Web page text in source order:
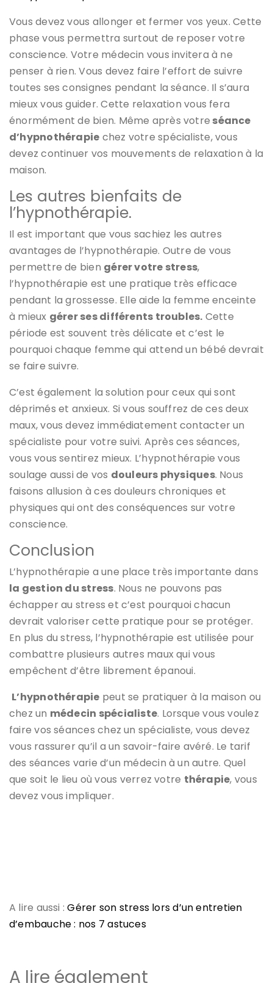
Vous devez vous allonger et fermer vos yeux. Cette
phase vous permettra surtout de reposer votre
conscience. Votre médecin vous invitera à ne
penser à rien. Vous devez faire l’effort de suivre
toutes ses consignes pendant la séance. Il s’aura
mieux vous guider. Cette relaxation vous fera
énormément de bien. Même après votre séance
d’hypnothérapie chez votre spécialiste, vous
devez continuer vos mouvements de relaxation à la
maison.
Les autres bienfaits de
l’hypnothérapie.
Il est important que vous sachiez les autres
avantages de l’hypnothérapie. Outre de vous
permettre de bien gérer votre stress,
l’hypnothérapie est une pratique très efficace
pendant la grossesse. Elle aide la femme enceinte
à mieux gérer ses différents troubles. Cette
période est souvent très délicate et c’est le
pourquoi chaque femme qui attend un bébé devrait
se faire suivre.
C’est également la solution pour ceux qui sont
déprimés et anxieux. Si vous souffrez de ces deux
maux, vous devez immédiatement contacter un
spécialiste pour votre suivi. Après ces séances,
vous vous sentirez mieux. L’hypnothérapie vous
soulage aussi de vos douleurs physiques. Nous
faisons allusion à ces douleurs chroniques et
physiques qui ont des conséquences sur votre
conscience.
Conclusion
L’hypnothérapie a une place très importante dans
la gestion du stress. Nous ne pouvons pas
échapper au stress et c’est pourquoi chacun
devrait valoriser cette pratique pour se protéger.
En plus du stress, l’hypnothérapie est utilisée pour
combattre plusieurs autres maux qui vous
empêchent d’être librement épanoui.
L’hypnothérapie peut se pratiquer à la maison ou
chez un médecin spécialiste. Lorsque vous voulez
faire vos séances chez un spécialiste, vous devez
vous rassurer qu’il a un savoir-faire avéré. Le tarif
des séances varie d’un médecin à un autre. Quel
que soit le lieu où vous verrez votre thérapie, vous
devez vous impliquer.
A lire aussi :Gérer son stress lors d’un entretien
d’embauche : nos 7 astuces
A lire également